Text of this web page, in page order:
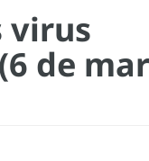
virus
de